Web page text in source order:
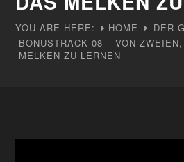
YOU ARE HERE: HOME DER
BONUSTRACK 08 – VON
MELKEN ZU LERNEN